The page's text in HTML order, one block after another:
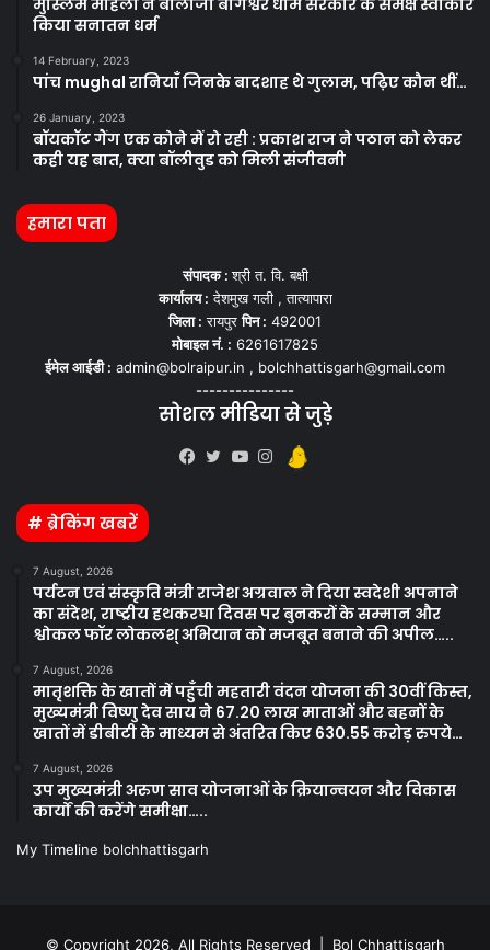
मुस्लिम महिला ने बालाजी बागेश्वर धाम सरकार के समक्ष स्वीकार
किया सनातन धर्म
14 February, 2023
पांच mughal रानियाँ जिनके बादशाह थे गुलाम, पढ़िए कौन थीं…
26 January, 2023
बॉयकॉट गैंग एक कोने में रो रही : प्रकाश राज ने पठान को लेकर
कही यह बात, क्या बॉलीवुड को मिली संजीवनी
हमारा पता
संपादक :श्री त. वि. बक्षी
कार्यालय : देशमुख गली , तात्यापारा
जिला : रायपुरपिन : 492001
मोबाइल नं. : 6261617825
ईमेल आईडी : admin@bolraipur.in , bolchhattisgarh@gmail.com
---------------
सोशल मीडिया से जुड़े
# ब्रेकिंग खबरें
7 August, 2026
पर्यटन एवं संस्कृति मंत्री राजेश अग्रवाल ने दिया स्वदेशी अपनाने
का संदेश, राष्ट्रीय हथकरघा दिवस पर बुनकरों के सम्मान और
श्वोकल फॉर लोकलश् अभियान को मजबूत बनाने की अपील…..
7 August, 2026
मातृशक्ति के खातों में पहुँची महतारी वंदन योजना की 30वीं किस्त,
मुख्यमंत्री विष्णु देव साय ने 67.20 लाख माताओं और बहनों के
खातों में डीबीटी के माध्यम से अंतरित किए 630.55 करोड़ रुपये…
7 August, 2026
उप मुख्यमंत्री अरुण साव योजनाओं के क्रियान्वयन और विकास
कार्यों की करेंगे समीक्षा…..
My Timeline bolchhattisgarh
© Copyright 2026, All Rights Reserved | Bol Chhattisgarh